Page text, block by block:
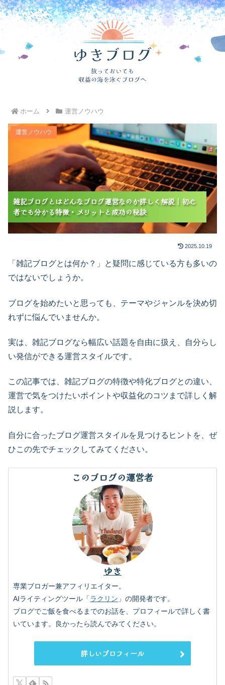
ホーム 運営ノウハウ
雑記ブログとはどんなブログ運営なのか詳しく解説｜初
心者でも分かる特徴・メリットと成功の秘訣
雑記ブログとはどんなブログ運営なのか詳しく解説｜初心
者でも分かる特徴・メリットと成功の秘訣
雑記ブログとはどんなブログ運営なのか詳しく解説｜初心
者でも分かる特徴・メリットと成功の秘訣
雑記ブログとはどんなブログ運営なのか詳しく解説｜初心
者でも分かる特徴・メリットと成功の秘訣
運営ノウハウ
2025.10.19
「雑記ブログとは何か？」と疑問に感じている方も多いの
ではないでしょうか。
ブログを始めたいと思っても、テーマやジャンルを決め切
れずに悩んでいませんか。
実は、雑記ブログなら幅広い話題を自由に扱え、自分らし
い発信ができる運営スタイルです。
この記事では、雑記ブログの特徴や特化ブログとの違い、
運営で気をつけたいポイントや収益化のコツまで詳しく解
説します。
自分に合ったブログ運営スタイルを見つけるヒントを、ぜ
ひこの先でチェックしてみてください。
このブログの運営者
ゆき
専業ブロガー兼アフィリエイター。
AIライティングツール「ラクリン 」の開発者です。
ブログでご飯を食べるまでのお話を、プロフィールで詳しく書
いています。良かったら読んでみてください。
詳しいプロフィール